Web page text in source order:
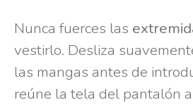
Nunca fuerces las
vestirlo. Desliza
las mangas antes de
reúne la tela del pantalón